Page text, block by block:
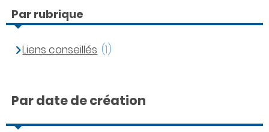
Par rubrique
Liens conseillés (1)
Par date de création